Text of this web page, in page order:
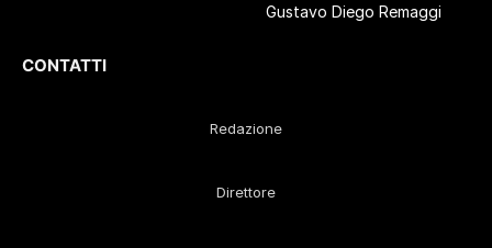
Gustavo Diego Remaggi
CONTATTI
Redazione
Direttore